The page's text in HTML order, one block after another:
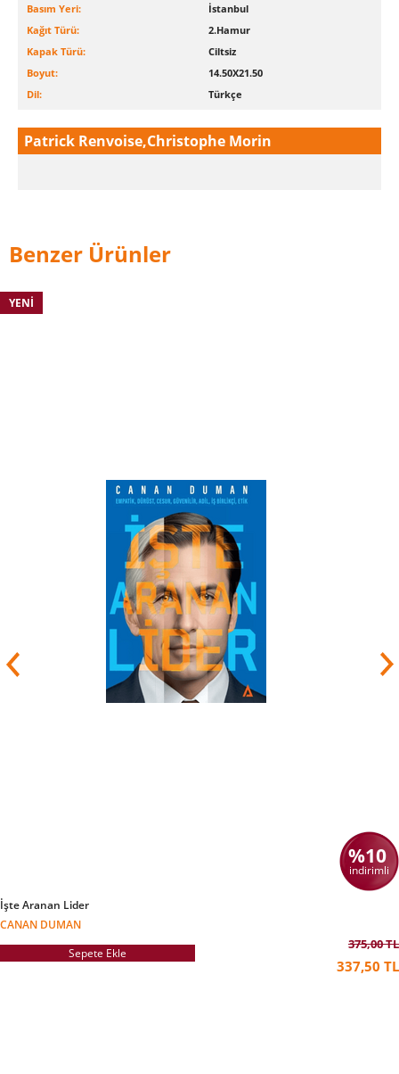
Basım Yeri:
İstanbul
Kağıt Türü:
2.Hamur
Kapak Türü:
Ciltsiz
Boyut:
14.50X21.50
Dil:
Türkçe
Patrick Renvoise,Christophe Morin
Benzer Ürünler
%10
indirimli
YENI
İşte Aranan Lider
CANAN DUMAN
Sepete Ekle
375,00 TL
337,50 TL